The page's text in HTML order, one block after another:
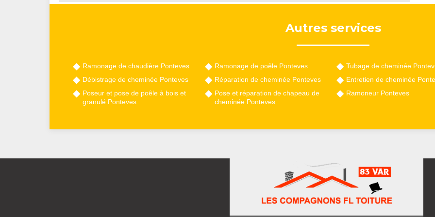
Autres services
Ramonage de chaudière Ponteves
Débistrage de cheminée Ponteves
Poseur et pose de poêle à bois et
granulé Ponteves
Ramonage de poêle Ponteves
Réparation de cheminée Ponteves
Pose et réparation de chapeau de
cheminée Ponteves
Tubage de cheminée
Entretien de cheminée
Ramoneur Ponteves